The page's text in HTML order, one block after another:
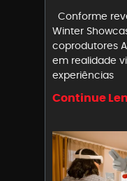
Conforme
Winter
coprodutores
em realidade
experiências
Continue